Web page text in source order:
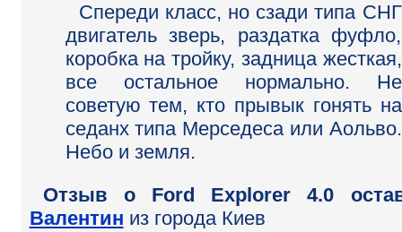
Спереди класс, но сзади типа СНГ
двигатель зверь, раздатка фуфло,
коробка на тройку, задница жесткая,
все остальное нормально. Не
советую тем, кто прывык гонять на
седанх типа Мерседеса или Аольво.
Небо и земля.
Отзыв o Ford Explorer 4.0
Валентин из города Киев